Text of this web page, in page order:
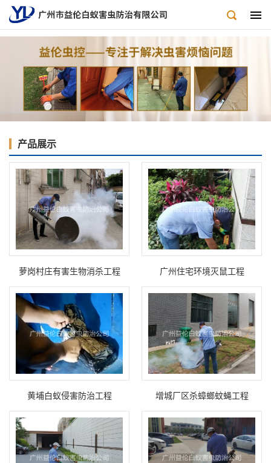
产品展示
萝岗村庄有害生物消杀工程 广州住宅环境灭鼠工程
黄埔白蚁侵害防治工程 增城厂区杀蟑螂蚊蝇工程